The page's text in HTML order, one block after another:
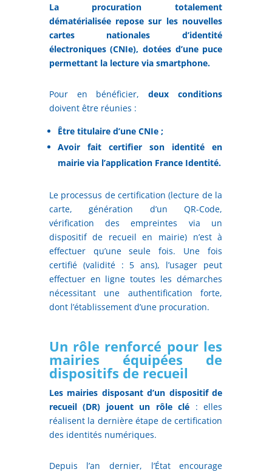
La procuration totalement
dématérialisée repose sur les nouvelles
cartes nationales d’identité
électroniques (CNIe), dotées d’une puce
permettant la lecture via smartphone.
Pour en bénéficier,deux conditions
doivent être réunies :
Être titulaire d’une CNIe ;
Avoir fait certifier son identité en
mairie via l’application France Identité.
Le processus de certification (lecture de la
carte, génération d’un QR-Code,
vérification des empreintes via un
dispositif de recueil en mairie) n’est à
effectuer qu’une seule fois. Une fois
certifié (validité : 5 ans), l’usager peut
effectuer en ligne toutes les démarches
nécessitant une authentification forte,
dont l’établissement d’une procuration.
Un rôle renforcé pour les
mairies équipées de
dispositifs de recueil
Les mairies disposant d’un dispositif de
recueil (DR) jouent un rôle clé : elles
réalisent la dernière étape de certification
des identités numériques.
Depuis l’an dernier, l’État encourage